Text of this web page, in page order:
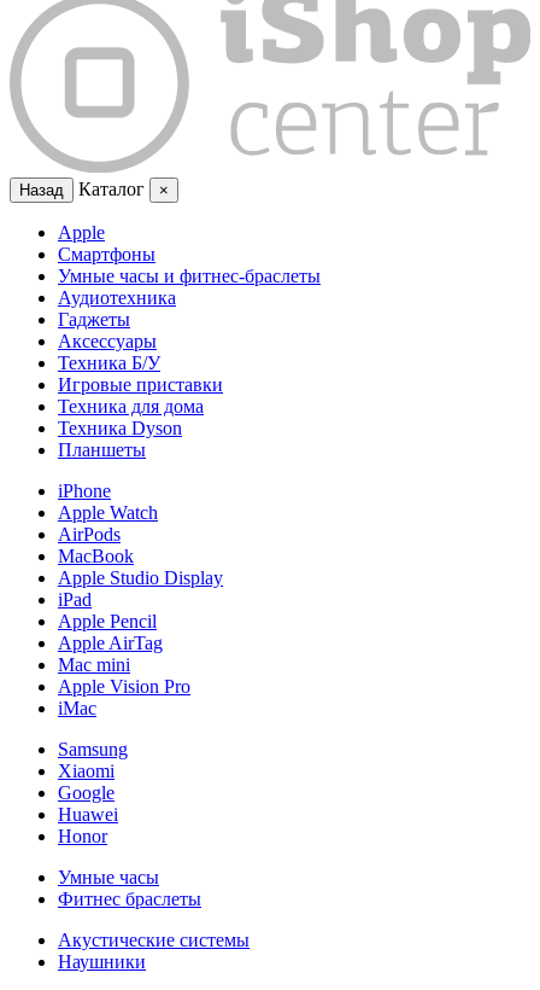
Назад Каталог ×
Apple
Смартфоны
Умные часы и фитнес-браслеты
Аудиотехника
Гаджеты
Аксессуары
Техника Б/У
Игровые приставки
Техника для дома
Техника Dyson
Планшеты
iPhone
Apple Watch
AirPods
MacBook
Apple Studio Display
iPad
Apple Pencil
Apple AirTag
Mac mini
Apple Vision Pro
iMac
Samsung
Xiaomi
Google
Huawei
Honor
Умные часы
Фитнес браслеты
Акустические системы
Наушники